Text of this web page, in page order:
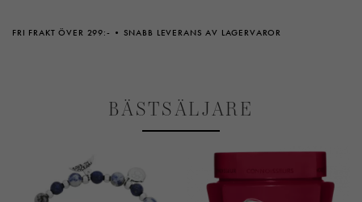
FRI FRAKT ÖVER 299:- SNABB LEVERANS AV LAGERVAROR
BÄSTSÄLJARE